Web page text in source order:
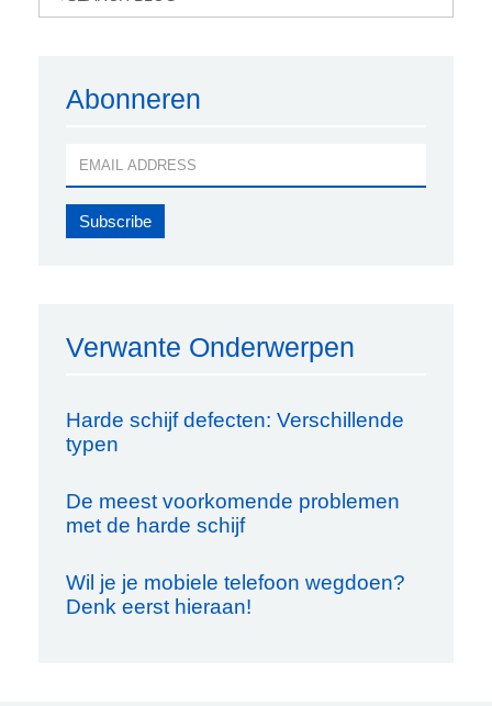
Abonneren
Verwante Onderwerpen
Harde schijf defecten: Verschillende
typen
De meest voorkomende problemen
met de harde schijf
Wil je je mobiele telefoon wegdoen?
Denk eerst hieraan!